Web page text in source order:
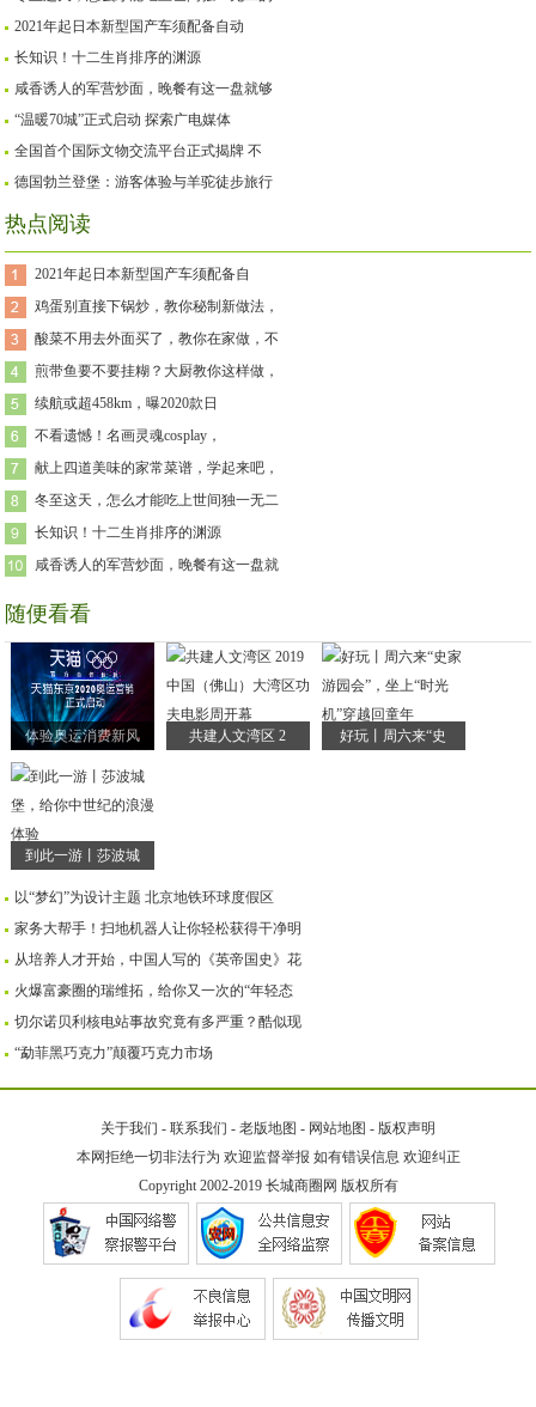
2021年起日本新型国产车须配备自动
长知识！十二生肖排序的渊源
咸香诱人的军营炒面，晚餐有这一盘就够
“温暖70城”正式启动 探索广电媒体
全国首个国际文物交流平台正式揭牌 不
德国勃兰登堡：游客体验与羊驼徒步旅行
热点阅读
2021年起日本新型国产车须配备自
鸡蛋别直接下锅炒，教你秘制新做法，
酸菜不用去外面买了，教你在家做，不
煎带鱼要不要挂糊？大厨教你这样做，
续航或超458km，曝2020款日
不看遗憾！名画灵魂cosplay，
献上四道美味的家常菜谱，学起来吧，
冬至这天，怎么才能吃上世间独一无二
长知识！十二生肖排序的渊源
咸香诱人的军营炒面，晚餐有这一盘就
随便看看
体验奥运消费新风 共建人文湾区 2 好玩丨周六来“史
到此一游丨莎波城
以“梦幻”为设计主题 北京地铁环球度假区
家务大帮手！扫地机器人让你轻松获得干净明
从培养人才开始，中国人写的《英帝国史》花
火爆富豪圈的瑞维拓，给你又一次的“年轻态
切尔诺贝利核电站事故究竟有多严重？酷似现
“勐菲黑巧克力”颠覆巧克力市场
关于我们 - 联系我们 - 老版地图 - 网站地图 - 版权声明
本网拒绝一切非法行为 欢迎监督举报 如有错误信息 欢迎纠正
Copyright 2002-2019 长城商圈网 版权所有